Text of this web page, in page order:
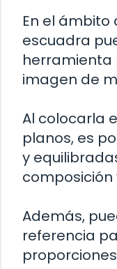
En el
escuadra
herramienta
imagen de
Al colocarla
planos, es
y
Además,
referencia